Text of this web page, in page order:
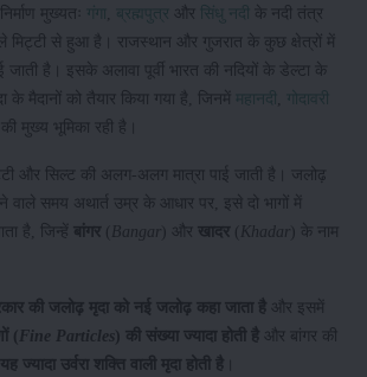
मुख्यतः गंगा ब्रह्मपुत्र और सिंधु नदी
के नदी तंत्र
मिट्टी से हुआ है। राजस्थान और गुजरात के कुछ क्षेत्रों में
जाती है। इसके अलावा पूर्वी भारत की नदियों के डेल्टा के
के मैदानों को तैयार किया गया है, जिनमें महानदी
गोदावरी
की मुख्य भूमिका रही है।
और सिल्ट की अलग-अलग मात्रा पाई जाती है। जलोढ़
वाले समय अथार्त उम्र के आधार पर, इसे दो भागों में
है, जिन्हें बांगर ( Bangar ) और खादर ( Khadar ) के नाम
की जलोढ़ मृदा को नई जलोढ़ कहा जाता है और इसमें
( Fine Particles) की संख्या ज्यादा होती है और बांगर की
यह ज्यादा उर्वरा शक्ति वाली मृदा होती है